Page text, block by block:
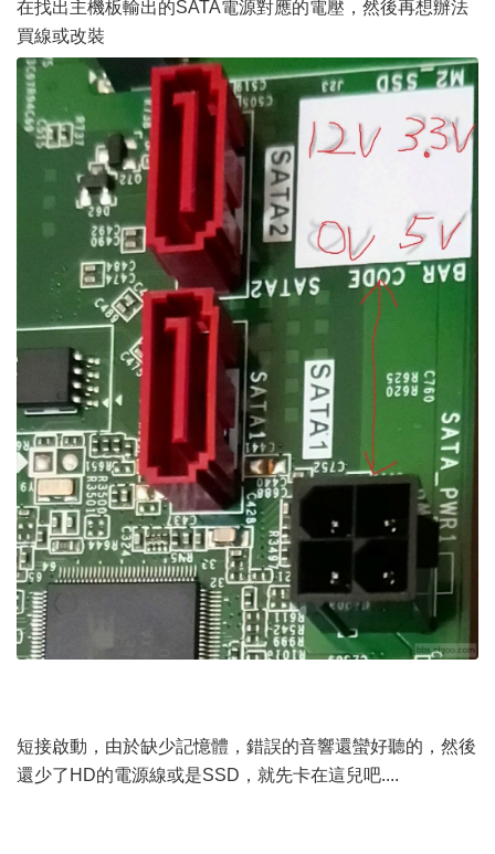
在找出主機板輸出的SATA電源對應的電壓，然後再想辦法
買線或改裝
短接啟動，由於缺少記憶體，錯誤的音響還蠻好聽的，然後
還少了HD的電源線或是SSD，就先卡在這兒吧....